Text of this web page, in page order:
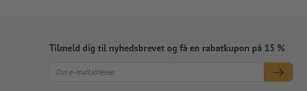
Tilmeld dig til nyhedsbrevet og få en rabatkupon på 15 %